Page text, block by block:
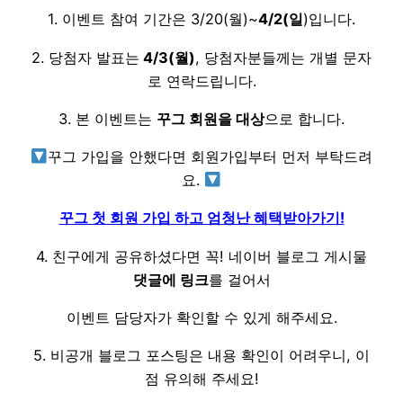
1. 이벤트 참여 기간은 3/20(월)~4/2(일)입니다.
​2. 당첨자 발표는 4/3(월), 당첨자분들께는 개별 문자
로 연락드립니다.
​3. 본 이벤트는 꾸그 회원을 대상으로 합니다.
꾸그 가입을 안했다면 회원가입부터 먼저 부탁드려
요.
꾸그 첫 회원 가입 하고 엄청난 혜택받아가기!
4. 친구에게 공유하셨다면 꼭! 네이버 블로그 게시물
댓글에 링크를 걸어서
이벤트 담당자가 확인할 수 있게 해주세요.
5. 비공개 블로그 포스팅은 내용 확인이 어려우니, 이
점 유의해 주세요!